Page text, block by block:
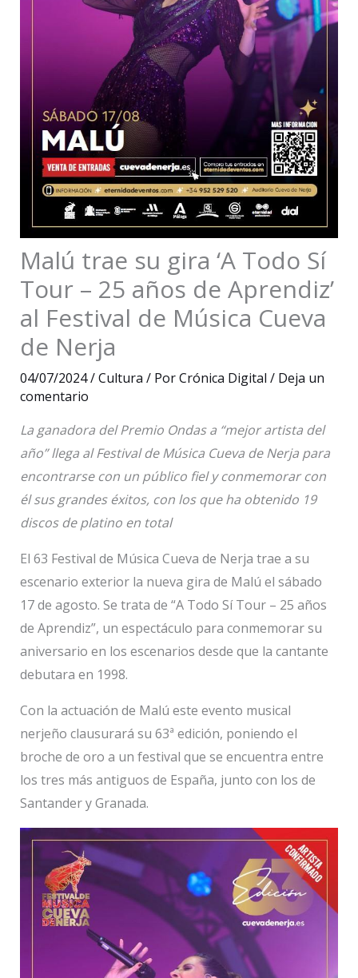
Malú trae su gira ‘A Todo Sí
Tour – 25 años de Aprendiz’
al Festival de Música Cueva
de Nerja
04/07/2024/Cultura / PorCrónica Digital / Deja un
comentario
La ganadora del Premio Ondas a “mejor artista del
año” llega al Festival de Música Cueva de Nerja para
encontrarse con un público fiel y conmemorar con
él sus grandes éxitos, con los que ha obtenido 19
discos de platino en total
El 63 Festival de Música Cueva de Nerja trae a su
escenario exterior la nueva gira de Malú el sábado
17 de agosto. Se trata de “A Todo Sí Tour – 25 años
de Aprendiz”, un espectáculo para conmemorar su
aniversario en los escenarios desde que la cantante
debutara en 1998.
Con la actuación de Malú este evento musical
nerjeño clausurará su 63ª edición, poniendo el
broche de oro a un festival que se encuentra entre
los tres más antiguos de España, junto con los de
Santander y Granada.